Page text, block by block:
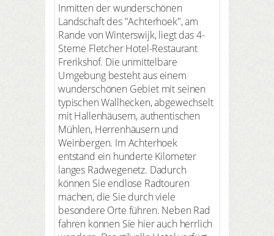
Inmitten der wunderschönen
Landschaft des "Achterhoek", am
Rande von Winterswijk, liegt das 4-
Sterne Fletcher Hotel-Restaurant
Frerikshof. Die unmittelbare
Umgebung besteht aus einem
wunderschönen Gebiet mit seinen
typischen Wallhecken, abgewechselt
mit Hallenhäusern, authentischen
Mühlen, Herrenhäusern und
Weinbergen. Im Achterhoek
entstand ein hunderte Kilometer
langes Radwegenetz. Dadurch
können Sie endlose Radtouren
machen, die Sie durch viele
besondere Orte führen. Neben Rad
fahren können Sie hier auch herrlich